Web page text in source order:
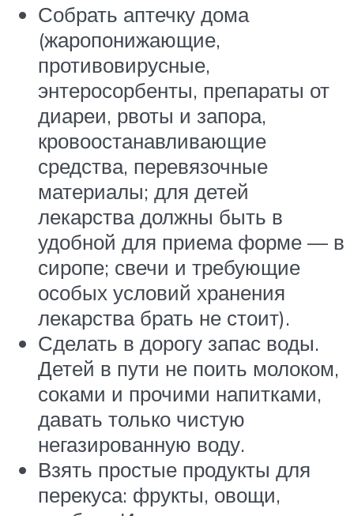
Собрать аптечку дома
(жаропонижающие,
противовирусные,
энтеросорбенты, препараты от
диареи, рвоты и запора,
кровоостанавливающие
средства, перевязочные
материалы; для детей
лекарства должны быть в
удобной для приема форме — в
сиропе; свечи и требующие
особых условий хранения
лекарства брать не стоит).
Сделать в дорогу запас воды.
Детей в пути не поить молоком,
соками и прочими напитками,
давать только чистую
негазированную воду.
Взять простые продукты для
перекуса: фрукты, овощи,